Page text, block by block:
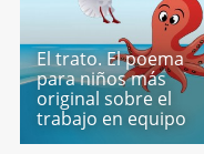
El trato. El poema
para niños más
original sobre el
trabajo en equipo